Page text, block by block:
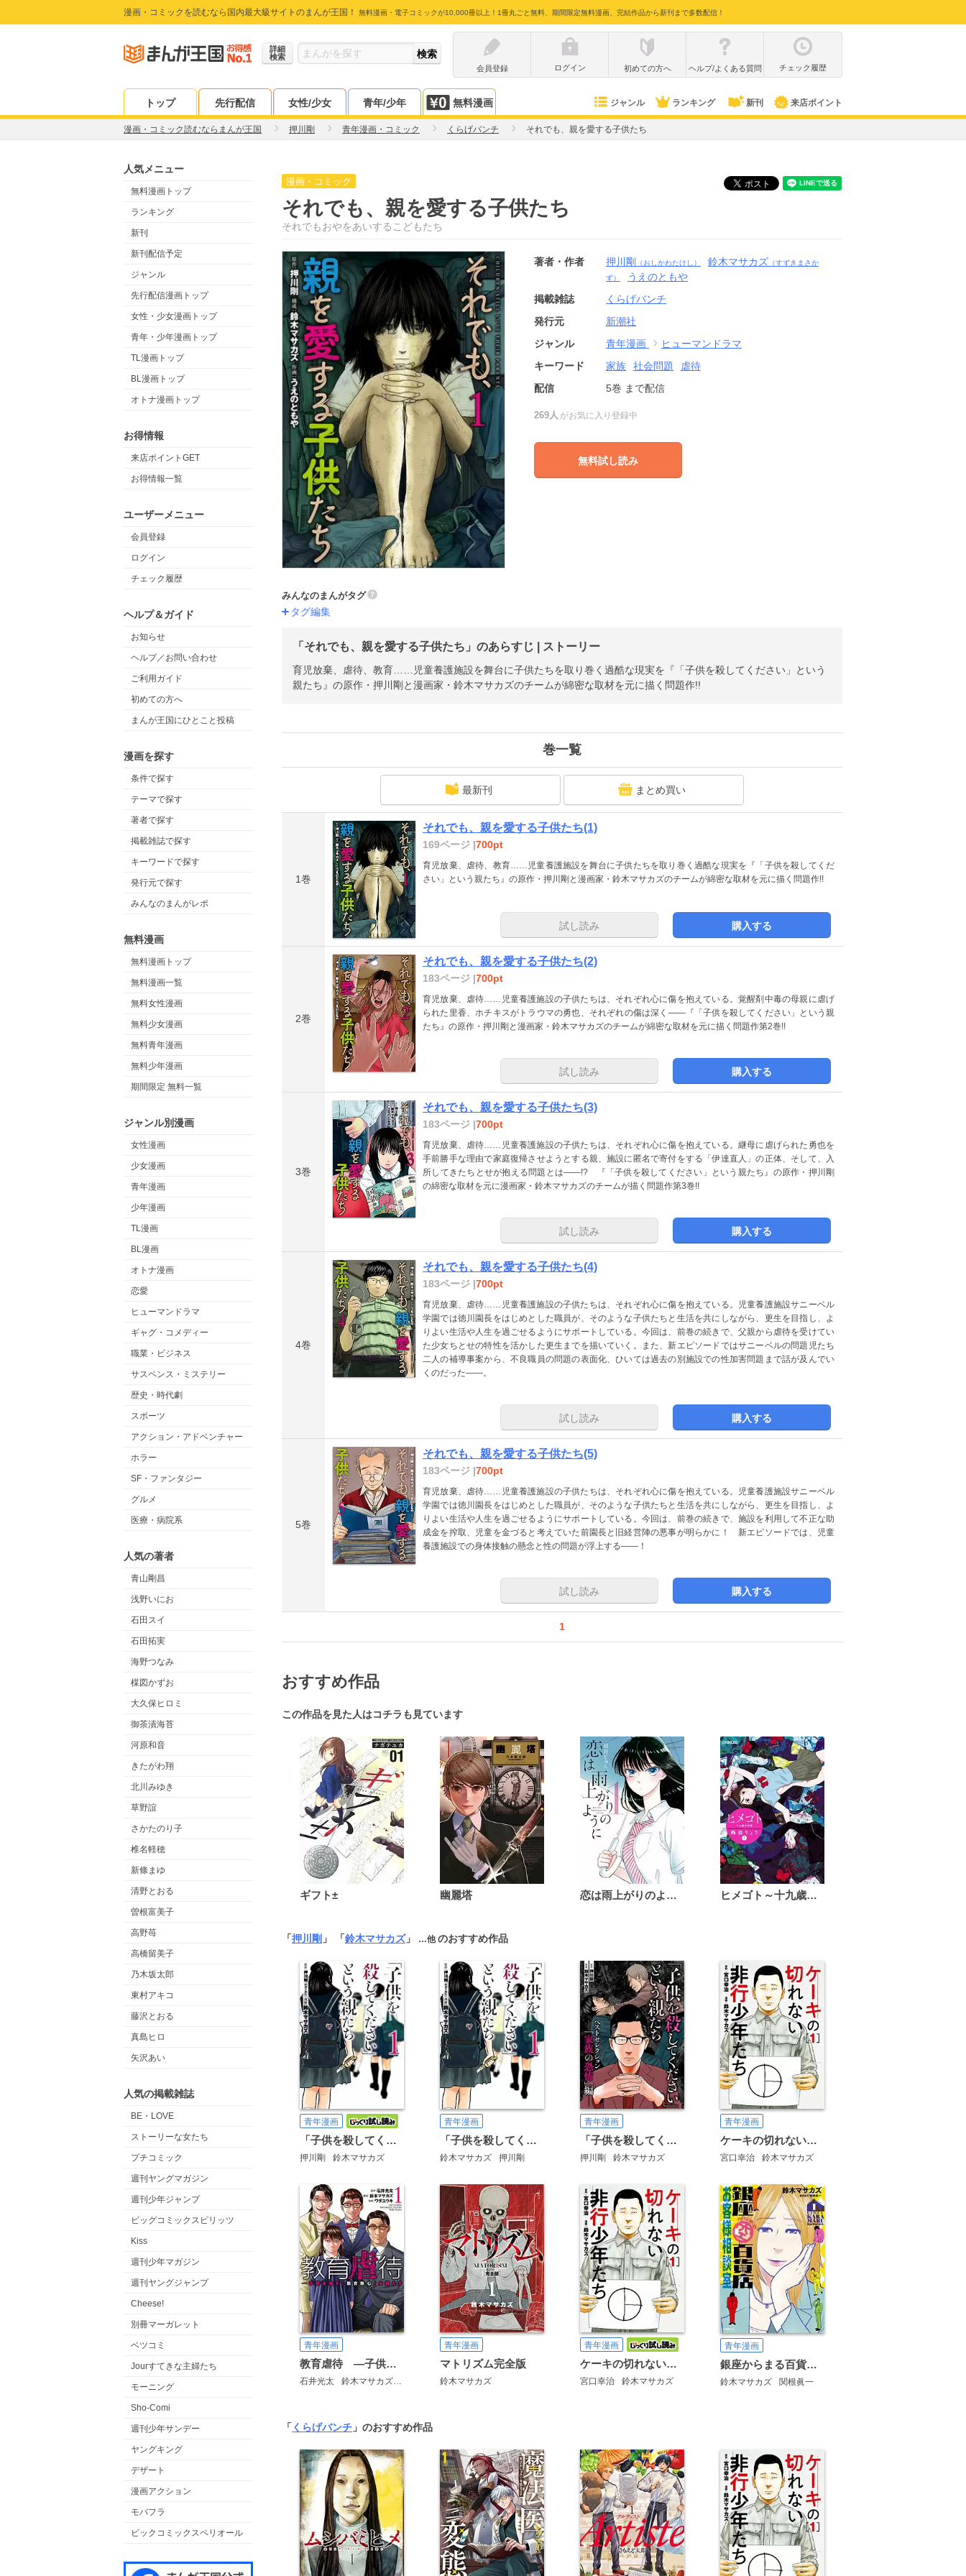
漫画・コミックを読むなら国内最大級サイトのまんが王国！ 無料漫画・電子コミックが10,000冊以上！1冊丸ごと無料、期間限定無料漫画、完結作品から新刊まで多数配信！
詳細
検索
会員登録
ログイン 初めての方へ ヘルプ/よくある質問 チェック履歴
トップ 先行配信 女性/少女 青年/少年 無料漫画 ジャンル ランキング 新刊 来店ポイント
漫画・コミック読むならまんが王国 押川剛 青年漫画・コミック くらげバンチ それでも、親を愛する子供たち
人気メニュー
無料漫画トップ
ランキング
新刊
新刊配信予定
ジャンル
先行配信漫画トップ
女性・少女漫画トップ
青年・少年漫画トップ
TL漫画トップ
BL漫画トップ
オトナ漫画トップ
お得情報
来店ポイントGET
お得情報一覧
ユーザーメニュー
会員登録
ログイン
チェック履歴
ヘルプ＆ガイド
お知らせ
ヘルプ／お問い合わせ
ご利用ガイド
初めての方へ
まんが王国にひとこと投稿
漫画を探す
条件で探す
テーマで探す
著者で探す
掲載雑誌で探す
キーワードで探す
発行元で探す
みんなのまんがレポ
無料漫画
無料漫画トップ
無料漫画一覧
無料女性漫画
無料少女漫画
無料青年漫画
無料少年漫画
期間限定 無料一覧
ジャンル別漫画
女性漫画
少女漫画
青年漫画
少年漫画
TL漫画
BL漫画
オトナ漫画
恋愛
ヒューマンドラマ
ギャグ・コメディー
職業・ビジネス
サスペンス・ミステリー
歴史・時代劇
スポーツ
アクション・アドベンチャー
ホラー
SF・ファンタジー
グルメ
医療・病院系
人気の著者
青山剛昌
浅野いにお
石田スイ
石田拓実
海野つなみ
楳図かずお
大久保ヒロミ
御茶漬海苔
河原和音
きたがわ翔
北川みゆき
草野誼
さかたのり子
椎名軽穂
新條まゆ
清野とおる
曽根富美子
高野苺
高橋留美子
乃木坂太郎
東村アキコ
藤沢とおる
真島ヒロ
矢沢あい
人気の掲載雑誌
BE・LOVE
ストーリーな女たち
プチコミック
週刊ヤングマガジン
週刊少年ジャンプ
ビッグコミックスピリッツ
Kiss
週刊少年マガジン
週刊ヤングジャンプ
Cheese!
別冊マーガレット
ベツコミ
Jourすてきな主婦たち
モーニング
Sho-Comi
週刊少年サンデー
ヤングキング
デザート
漫画アクション
モバフラ
ビックコミックスペリオール
漫画・コミック
それでも、親を愛する子供たち
それでもおやをあいするこどもたち
著者・作者 押川剛 （おしかわたけし） 鈴木マサカズ （すずきまさか
ず）
うえのともや
掲載雑誌
くらげバンチ
発行元
新潮社
ジャンル
青年漫画
ヒューマンドラマ
キーワード
家族 社会問題
虐待
配信
5巻 まで配信
269人 がお気に入り登録中
無料試し読み
みんなのまんがタグ
タグ編集
「それでも、親を愛する子供たち」のあらすじ | ストーリー
育児放棄、虐待、教育……児童養護施設を舞台に子供たちを取り巻く過酷な現実を『「子供を殺してください」という
親たち』の原作・押川剛と漫画家・鈴木マサカズのチームが綿密な取材を元に描く問題作!!
巻一覧
最新刊 まとめ買い
1巻
それでも、親を愛する子供たち(1)
169ページ |700pt
育児放棄、虐待、教育……児童養護施設を舞台に子供たちを取り巻く過酷な現実を『「子供を殺してくだ
さい」という親たち』の原作・押川剛と漫画家・鈴木マサカズのチームが綿密な取材を元に描く問題作!!
試し読み 購入する
2巻
それでも、親を愛する子供たち(2)
183ページ |700pt
育児放棄、虐待……児童養護施設の子供たちは、それぞれ心に傷を抱えている。覚醒剤中毒の母親に虐げ
られた里香、ホチキスがトラウマの勇也、それぞれの傷は深く――『「子供を殺してください」という親
たち』の原作・押川剛と漫画家・鈴木マサカズのチームが綿密な取材を元に描く問題作第2巻!!
試し読み 購入する
3巻
それでも、親を愛する子供たち(3)
183ページ |700pt
育児放棄、虐待……児童養護施設の子供たちは、それぞれ心に傷を抱えている。継母に虐げられた勇也を
手前勝手な理由で家庭復帰させようとする親、施設に匿名で寄付をする「伊達直人」の正体、そして、入
所してきたちとせが抱える問題とは――!? 『「子供を殺してください」という親たち』の原作・押川剛
の綿密な取材を元に漫画家・鈴木マサカズのチームが描く問題作第3巻!!
試し読み 購入する
4巻
それでも、親を愛する子供たち(4)
183ページ |700pt
育児放棄、虐待……児童養護施設の子供たちは、それぞれ心に傷を抱えている。児童養護施設サニーベル
学園では徳川園長をはじめとした職員が、そのような子供たちと生活を共にしながら、更生を目指し、よ
りよい生活や人生を過ごせるようにサポートしている。今回は、前巻の続きで、父親から虐待を受けてい
た少女ちとせの特性を活かした更生までを描いていく。また、新エピソードではサニーベルの問題児たち
二人の補導事案から、不良職員の問題の表面化、ひいては過去の別施設での性加害問題まで話が及んでい
くのだった――。
試し読み 購入する
5巻
それでも、親を愛する子供たち(5)
183ページ |700pt
育児放棄、虐待……児童養護施設の子供たちは、それぞれ心に傷を抱えている。児童養護施設サニーベル
学園では徳川園長をはじめとした職員が、そのような子供たちと生活を共にしながら、更生を目指し、よ
りよい生活や人生を過ごせるようにサポートしている。今回は、前巻の続きで、施設を利用して不正な助
成金を搾取、児童を金づると考えていた前園長と旧経営陣の悪事が明らかに！ 新エピソードでは、児童
養護施設での身体接触の懸念と性の問題が浮上する――！
試し読み 購入する
1
おすすめ作品
この作品を見た人はコチラも見ています
ギフト± 幽麗塔 恋は雨上がりのように ヒメゴト～十九歳の制服～
「押川剛 」 「鈴木マサカズ」 …他のおすすめ作品
青年漫画
「子供を殺してください」という親たち【分冊版】
押川剛 鈴木マサカズ
青年漫画
「子供を殺してください」という親たち
鈴木マサカズ 押川剛
青年漫画
「子供を殺してください」という親たち ベストセレクション――「家族の恐怖」編
押川剛 鈴木マサカズ
青年漫画
ケーキの切れない非行少年たち
宮口幸治 鈴木マサカズ
青年漫画
教育虐待 ―子供を壊す「教育熱心」な親たち
石井光太 鈴木マサカズ ワダユウキ
青年漫画
マトリズム完全版
鈴木マサカズ
青年漫画
ケーキの切れない非行少年たち【分冊版】
宮口幸治 鈴木マサカズ
青年漫画
銀座からまる百貨店お客様相談室
鈴木マサカズ 関根眞一
「 くらげバンチ 」のおすすめ作品